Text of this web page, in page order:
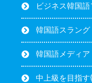
ビジネス韓国
韓国語スラング
韓国語メディア
中上級を目指